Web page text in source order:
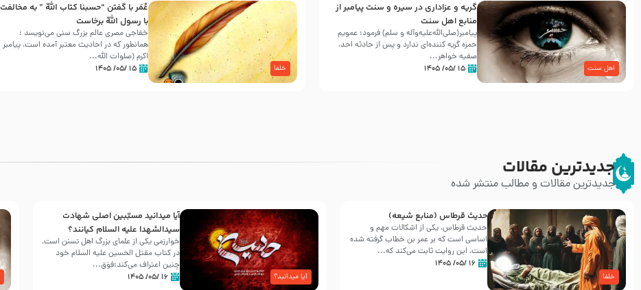
اهل سنت
گریه و عزاداری در سیره و سنت پیامبر از
منابع اهل سنت
پیامبر(صلی‌الله‌علیه‌وآله و سلم) فرمود: عمویم
حمزه گریه کننده‌ای ندارد و پس از حادثه احد،
صفیه خواهر...
۱۵ /۰۵/ ۱۴۰۵ خلفا
عُمَر با گفتن “حسبنا كتاب اللّه ” به مخالفت
با رسول اللّه برخاست
خفاجی مصری عالم بزرگ سنی می‌نویسد :
همانطور که در احادیث معتبر آمده است، پیامبر
اکرم (صلوات اللّه...
۱۵ /۰۵/ ۱۴۰۵
30 صفر المظفر
شهادت حضرت علی بن موسی الرضا (علیه السلام) در روز
آخـر صفر سـال 203 هـ .ق. هشـتمین اختر تابناک امامت
جدیدترین مقالات
جدیدترین مقالات و مطالب منتشر شده
خلفا
حدیث قرطاس (منابع شیعه)
حدیث قرطاس، یکی از اشکالات مهم و
اساسی است که بر عمر بن خطاب گرفته شده
است، این روایت ثابت می‌کند که...
۱۶ /۰۵/ ۱۴۰۵
آیا میدانید؟
آیا میدانید مسبّبین اصلی شهادت
سیدالشهدا علیه ‌السلام کیانند؟
خوارزمی یکی از علمای بزرگ اهل تسنن است،
در کتاب مقتل الحسین علیه ‌السلام خود
چنین اعتراف می‌کند:فوَق...
۱۶ /۰۵/ ۱۴۰۵